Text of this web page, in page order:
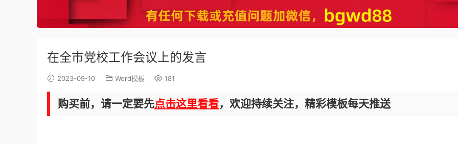
在全市党校工作会议上的发言
2023-09-10 Word模板 181
购买前，请一定要先点击这里看看，欢迎持续关注，精彩模板每天推送